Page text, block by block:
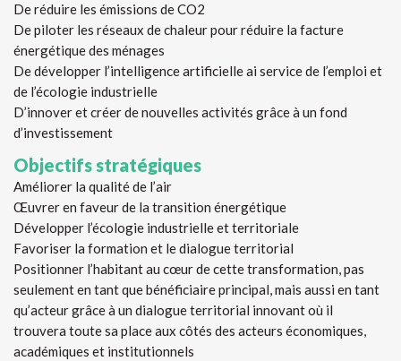
De réduire les émissions de CO2
De piloter les réseaux de chaleur pour réduire la facture
énergétique des ménages
De développer l’intelligence artificielle ai service de l’emploi et
de l’écologie industrielle
D’innover et créer de nouvelles activités grâce à un fond
d’investissement
Objectifs stratégiques
Améliorer la qualité de l’air
Œuvrer en faveur de la transition énergétique
Développer l’écologie industrielle et territoriale
Favoriser la formation et le dialogue territorial
Positionner l’habitant au cœur de cette transformation, pas
seulement en tant que bénéficiaire principal, mais aussi en tant
qu’acteur grâce à un dialogue territorial innovant où il
trouvera toute sa place aux côtés des acteurs économiques,
académiques et institutionnels